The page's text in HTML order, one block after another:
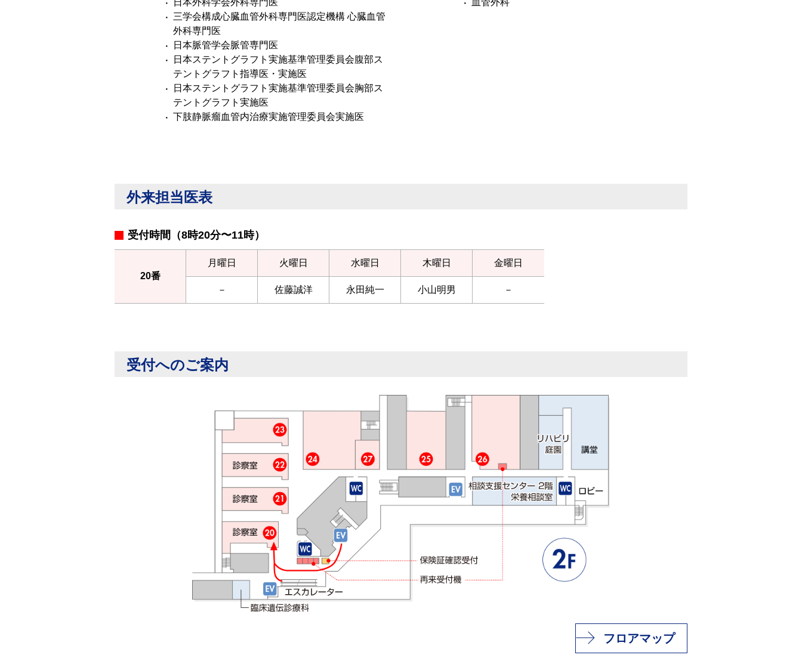
日本外科学会外科専門医
三学会構成心臓血管外科専門医認定機構 心臓血管
外科専門医
日本脈管学会脈管専門医
日本ステントグラフト実施基準管理委員会腹部ス
テントグラフト指導医・実施医
日本ステントグラフト実施基準管理委員会胸部ス
テントグラフト実施医
下肢静脈瘤血管内治療実施管理委員会実施医
血管外科
外来担当医表
受付時間（8時20分〜11時）
20番
月曜日 火曜日 水曜日 木曜日 金曜日
－ 佐藤誠洋 永田純一 小山明男 －
受付へのご案内
フロアマップ